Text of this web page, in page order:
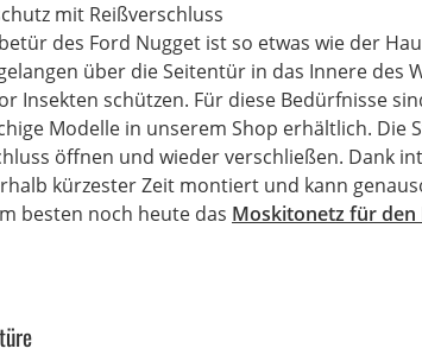
mit Reißverschluss
des Ford Nugget ist so etwas wie der
über die Seitentür in das Innere des
Insekten schützen. Für diese Bedürfnisse
Modelle in unserem Shop erhältlich. Die
öffnen und wieder verschließen. Dank
kürzester Zeit montiert und kann
besten noch heute das Moskitonetz für den